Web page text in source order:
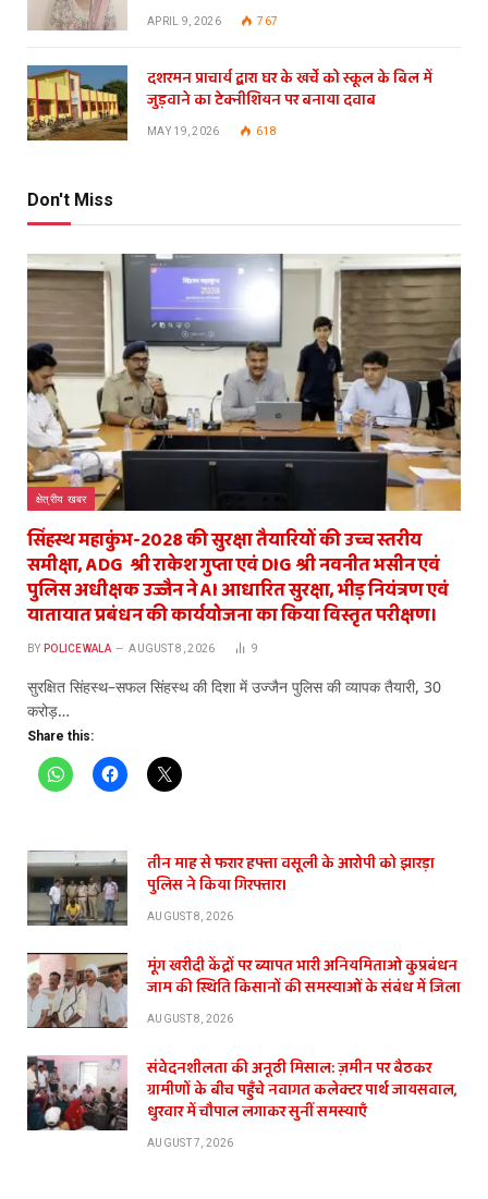
APRIL 9, 2026 767
दशरमन प्राचार्य द्वारा घर के खर्चे को स्कूल के बिल में
जुड़वाने का टेक्नीशियन पर बनाया दवाब
MAY 19, 2026 618
Don't Miss
क्षेत्रीय खबर
सिंहस्थ महाकुंभ-2028 की सुरक्षा तैयारियों की उच्च स्तरीय
समीक्षा, ADG श्री राकेश गुप्ता एवं DIG श्री नवनीत भसीन एवं
पुलिस अधीक्षक उज्जैन ने AI आधारित सुरक्षा, भीड़ नियंत्रण एवं
यातायात प्रबंधन की कार्ययोजना का किया विस्तृत परीक्षण।
BY POLICEWALA AUGUST 8, 2026 9
सुरक्षित सिंहस्थ–सफल सिंहस्थ की दिशा में उज्जैन पुलिस की व्यापक तैयारी, 30
करोड़…
Share this:
तीन माह से फरार हफ्ता वसूली के आरोपी को झारड़ा
पुलिस ने किया गिरफ्तार।
AUGUST 8, 2026
मूंग खरीदी केंद्रों पर ब्यापत भारी अनियमिताओ कुप्रबंधन
जाम की स्थिति किसानों की समस्याओं के संबंध में जिला
AUGUST 8, 2026
संवेदनशीलता की अनूठी मिसाल: ज़मीन पर बैठकर
ग्रामीणों के बीच पहुँचे नवागत कलेक्टर पार्थ जायसवाल,
धुरवार में चौपाल लगाकर सुनीं समस्याएँ
AUGUST 7, 2026